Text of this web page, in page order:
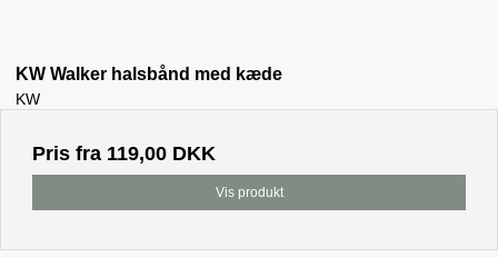
KW Walker halsbånd med kæde
KW
Pris fra 119,00 DKK
Vis produkt